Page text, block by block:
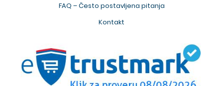
FAQ – Često postavljena pitanja
Kontakt